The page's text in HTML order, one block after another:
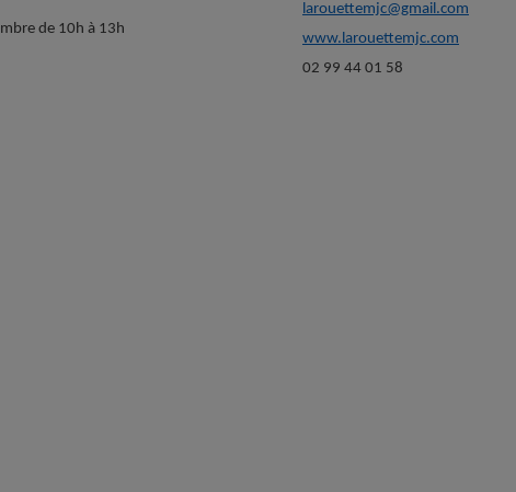
de 10h à 13h
larouettemjc@gmail.com
www.larouettemjc.com
02 99 44 01 58